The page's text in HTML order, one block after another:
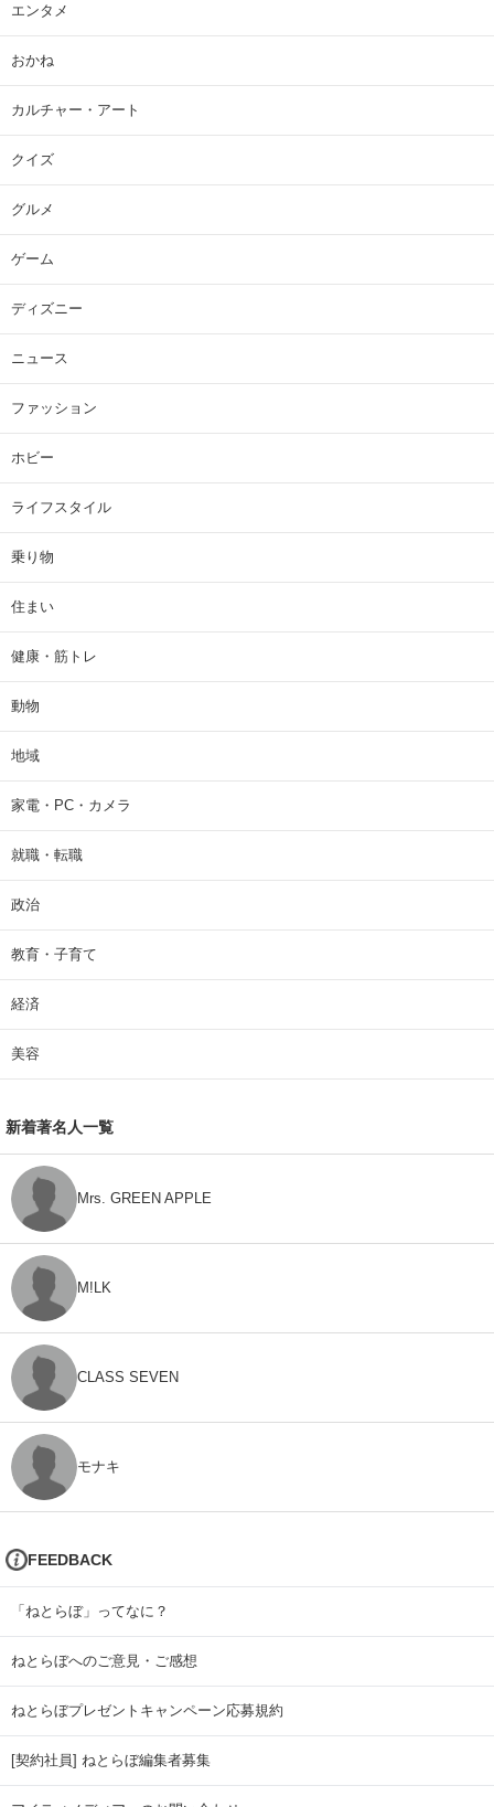
エンタメ
おかね
カルチャー・アート
クイズ
グルメ
ゲーム
ディズニー
ニュース
ファッション
ホビー
ライフスタイル
乗り物
住まい
健康・筋トレ
動物
地域
家電・PC・カメラ
就職・転職
政治
教育・子育て
経済
美容
新着著名人一覧
Mrs. GREEN APPLE
M!LK
CLASS SEVEN
モナキ
FEEDBACK
「ねとらぼ」ってなに？
ねとらぼへのご意見・ご感想
ねとらぼプレゼントキャンペーン応募規約
[契約社員] ねとらぼ編集者募集